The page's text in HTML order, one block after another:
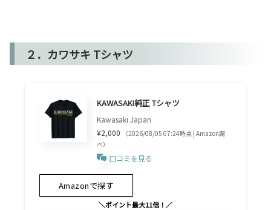
２．カワサキ Tシャツ
KAWASAKI純正 Tシャツ
Kawasaki Japan
¥2,000
（2026/08/05 07:24時点 | Amazon調
べ）
口コミを見る
Amazonで探す
＼ポイント最大11倍！／